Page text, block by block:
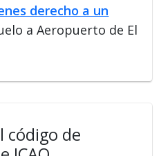
derecho a un
a Aeropuerto de El
código de